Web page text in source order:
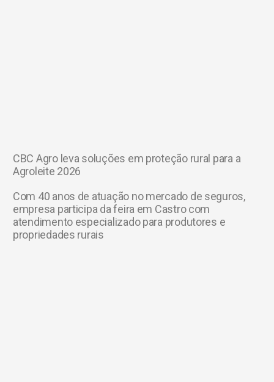
CBC Agro leva soluções em proteção rural para a
Agroleite 2026
Com 40 anos de atuação no mercado de seguros,
empresa participa da feira em Castro com
atendimento especializado para produtores e
propriedades rurais